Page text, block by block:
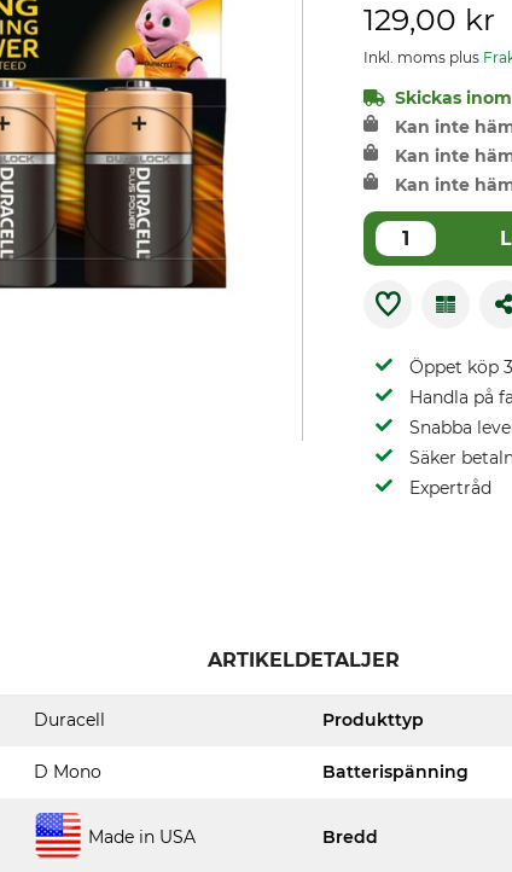
129,00 kr
Inkl. moms plus
Skickas
Kan inte
Kan inte
Kan inte
Öppet köp
Handla på
Snabba
Säker
Expertråd
ARTIKELDETALJER
Duracell Produkttyp
D Mono Batterispänning
Made in USA Bredd